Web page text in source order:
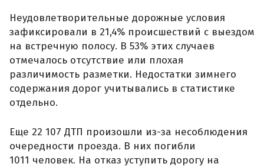
Неудовлетворительные дорожные условия
зафиксировали в 21,4% происшествий с выездом
на встречную полосу. В 53% этих случаев
отмечалось отсутствие или плохая
различимость разметки. Недостатки зимнего
содержания дорог учитывались в статистике
отдельно.
Еще 22 107 ДТП произошли из-за несоблюдения
очередности проезда. В них погибли
1011 человек. На отказ уступить дорогу на